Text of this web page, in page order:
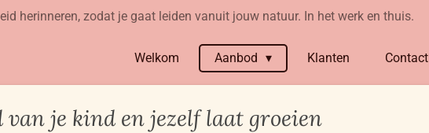
herinneren, zodat je gaat leiden vanuit jouw natuur. In het werk en thuis.
Welkom Aanbod Klanten Contact
van je kind en jezelf laat groeien